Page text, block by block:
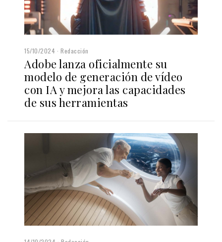
15/10/2024 Redacción
Adobe lanza oficialmente su
modelo de generación de vídeo
con IA y mejora las capacidades
de sus herramientas